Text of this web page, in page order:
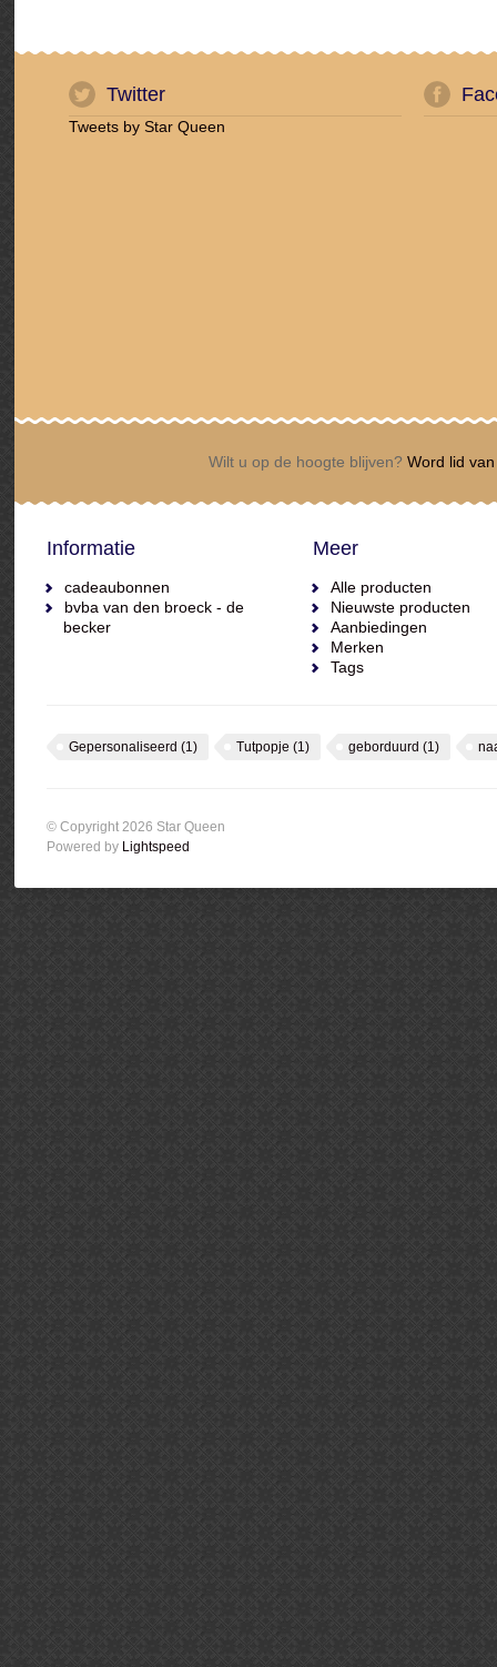
Twitter
Tweets by Star Queen
Wilt u op de hoogte blijven? Word lid
Informatie
cadeaubonnen
bvba van den broeck - de
becker
Meer
Alle producten
Nieuwste producten
Aanbiedingen
Merken
Tags
Gepersonaliseerd (1) Tutpopje (1) geborduurd (1)
© Copyright 2026 Star Queen
Powered by Lightspeed